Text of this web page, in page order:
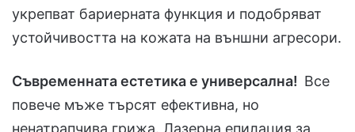
укрепват бариерната функция и подобряват
устойчивостта на кожата на външни агресори.
Съвременната естетика е универсална! Все
повече мъже търсят ефективна, но
ненатрапчива грижа. Лазерна епилация за